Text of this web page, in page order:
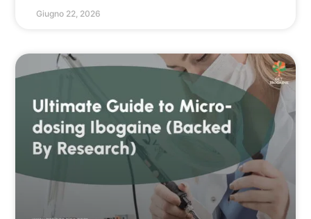
Giugno 22, 2026